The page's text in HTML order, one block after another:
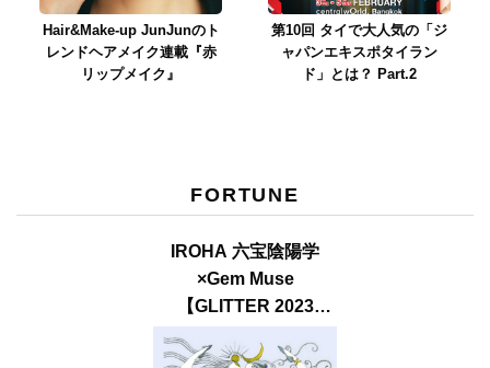
Hair&Make-up JunJunのト
レンドヘアメイク連載『赤
リップメイク』
第10回 タイで大人気の「ジ
ャパンエキスポタイラン
ド」とは？ Part.2
FORTUNE
IROHA 六宝陰陽学
×Gem Muse
【GLITTER 2023
SUMMER issue】